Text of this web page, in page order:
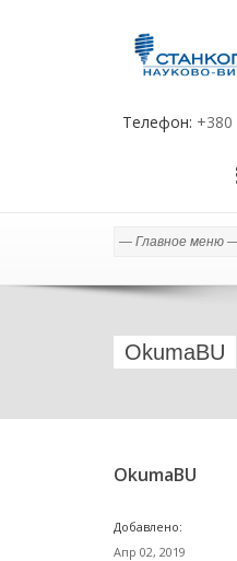
Телефон: +380
OkumaBU
OkumaBU
Добавлено:
Апр 02, 2019